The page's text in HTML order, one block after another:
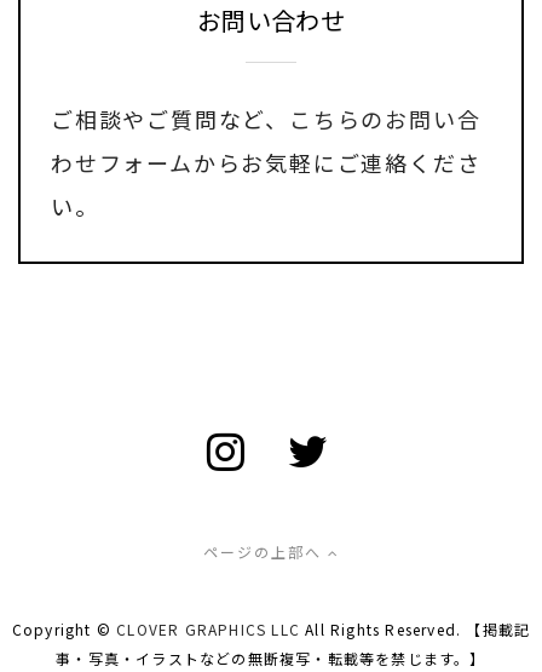
お問い合わせ
ご相談やご質問など、
こちらのお問い合
わせフォームからお気軽にご連絡くださ
い。
ページの上部へ
Copyright ©CLOVER GRAPHICS LLC All Rights Reserved. 【掲載記
事・写真・イラストなどの無断複写・転載等を禁じます。】